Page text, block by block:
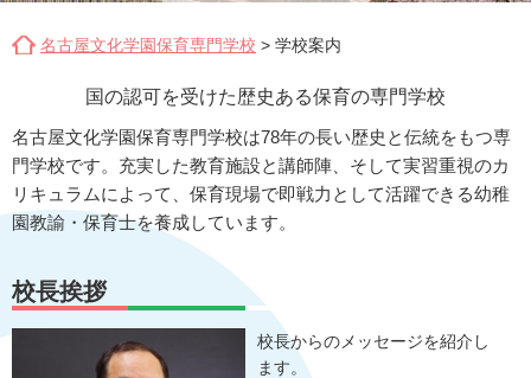
名古屋文化学園保育専門学校 > 学校案内
国の認可を受けた歴史ある保育の専門学校
名古屋文化学園保育専門学校は78年の長い歴史と伝統をもつ専
門学校です。充実した教育施設と講師陣、そして実習重視のカ
リキュラムによって、保育現場で即戦力として活躍できる幼稚
園教諭・保育士を養成しています。
校長挨拶
校長からのメッセージを紹介し
ます。